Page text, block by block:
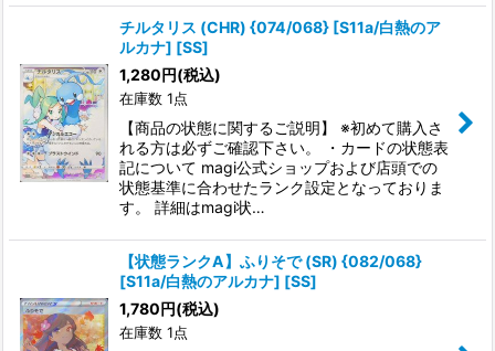
チルタリス (CHR) {074/068} [S11a/白熱のア
ルカナ] [SS]
1,280円(税込)
在庫数 1点
【商品の状態に関するご説明】 ※初めて購入さ
れる方は必ずご確認下さい。 ・カードの状態表
記について magi公式ショップおよび店頭での
状態基準に合わせたランク設定となっておりま
す。 詳細はmagi状…
【状態ランクA】ふりそで (SR) {082/068}
[S11a/白熱のアルカナ] [SS]
1,780円(税込)
在庫数 1点